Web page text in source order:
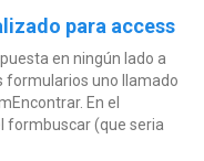
para access
en ningún lado a
formularios uno llamado
En el
formbuscar (que seria